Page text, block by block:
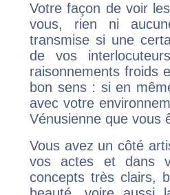
Votre façon de voir
vous, rien ni
transmise si une
de vos
raisonnements froids
bon sens : si en
avec votre
Vénusienne que vous
Vous avez un côté
vos actes et dans
concepts très clairs,